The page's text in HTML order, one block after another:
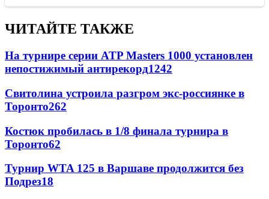
ЧИТАЙТЕ ТАКЖЕ
На турнире серии ATP Masters 1000 установлен
непостижимый антирекорд1242
Свитолина устроила разгром экс-россиянке в
Торонто262
Костюк пробилась в 1/8 финала турнира в
Торонто62
Турнир WTA 125 в Варшаве продолжится без
Подрез18